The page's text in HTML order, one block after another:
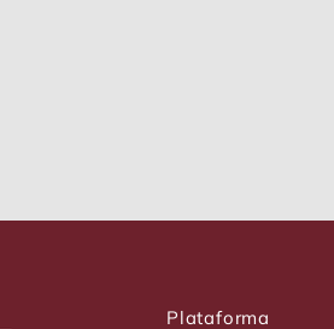
Plataforma